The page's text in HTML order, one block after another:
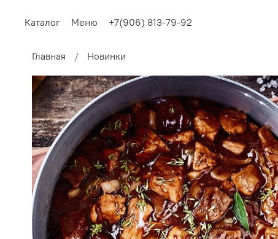
Каталог Меню +7(906) 813-79-92
Главная Новинки